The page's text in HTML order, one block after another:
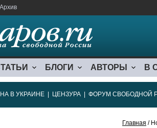
Архив
БЛОГИ АВТОРЫ В
В УКРАИНЕ ЦЕНЗУРА ФОРУМ СВОБОДНОЙ
Главная /